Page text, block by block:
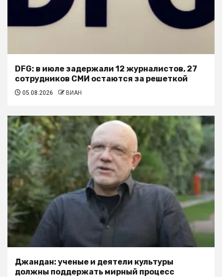
DFG: в июле задержали 12 журналистов, 27
сотрудников СМИ остаются за решеткой
05.08.2026 ВИАН
Джандан: ученые и деятели культуры
должны поддержать мирный процесс